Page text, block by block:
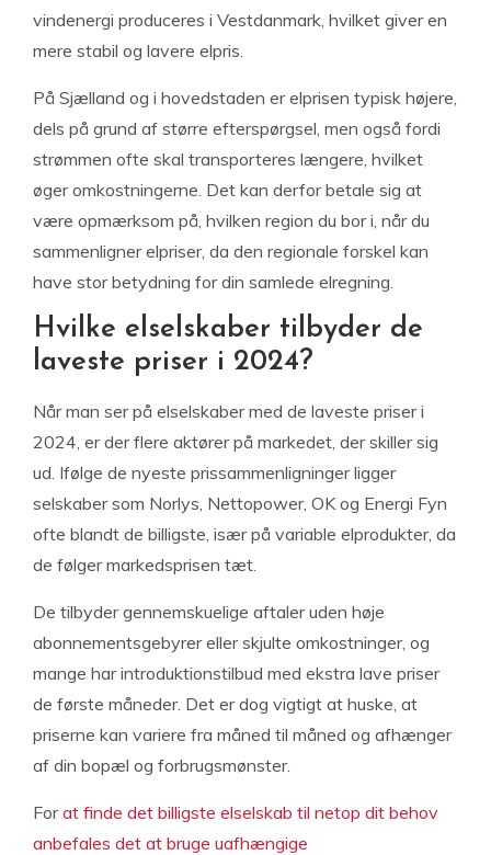
vindenergi produceres i Vestdanmark, hvilket giver en
mere stabil og lavere elpris.
På Sjælland og i hovedstaden er elprisen typisk højere,
dels på grund af større efterspørgsel, men også fordi
strømmen ofte skal transporteres længere, hvilket
øger omkostningerne. Det kan derfor betale sig at
være opmærksom på, hvilken region du bor i, når du
sammenligner elpriser, da den regionale forskel kan
have stor betydning for din samlede elregning.
Hvilke elselskaber tilbyder de
laveste priser i 2024?
Når man ser på elselskaber med de laveste priser i
2024, er der flere aktører på markedet, der skiller sig
ud. Ifølge de nyeste prissammenligninger ligger
selskaber som Norlys, Nettopower, OK og Energi Fyn
ofte blandt de billigste, især på variable elprodukter, da
de følger markedsprisen tæt.
De tilbyder gennemskuelige aftaler uden høje
abonnementsgebyrer eller skjulte omkostninger, og
mange har introduktionstilbud med ekstra lave priser
de første måneder. Det er dog vigtigt at huske, at
priserne kan variere fra måned til måned og afhænger
af din bopæl og forbrugsmønster.
Forat finde det billigste elselskab til netop dit behov
anbefales det at bruge uafhængige